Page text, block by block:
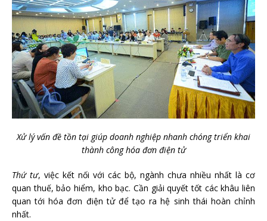
Xử lý vấn đề tồn tại giúp doanh nghiệp nhanh chóng triển khai
thành công hóa đơn điện tử
Thứ tư, việc kết nối với các bộ, ngành chưa nhiều nhất là cơ
quan thuế, bảo hiểm, kho bạc. Cần giải quyết tốt các khâu liên
quan tới hóa đơn điện tử để tạo ra hệ sinh thái hoàn chỉnh
nhất.